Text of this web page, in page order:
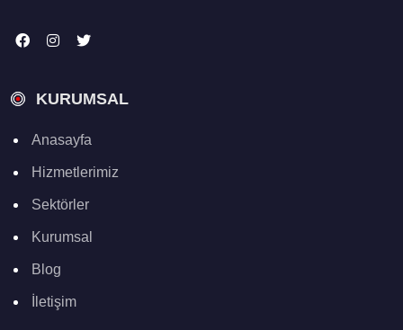
KURUMSAL
Anasayfa
Hizmetlerimiz
Sektörler
Kurumsal
Blog
İletişim